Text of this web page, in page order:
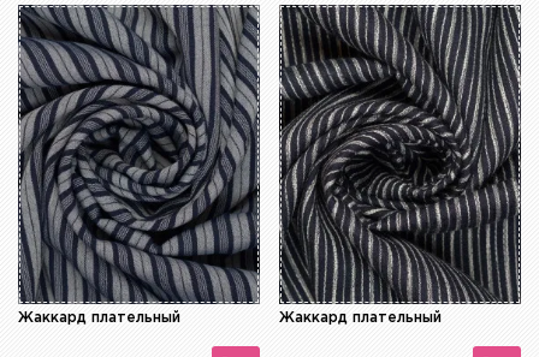
Жаккард плательный Жаккард плательный